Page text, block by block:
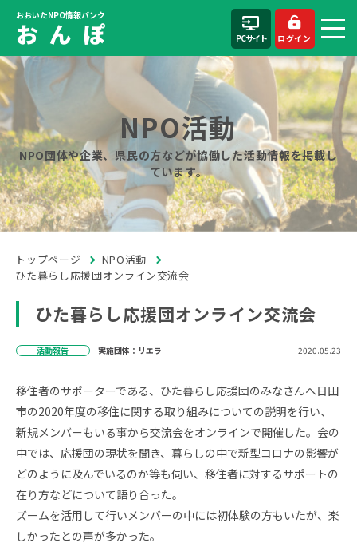
おおいたNPO情報バンク
お ん ぽ PCサイト ログイン
NPO活動
NPO団体や企業、県民の方などが協働した活動情報を掲載し
ています。
トップページ
NPO活動
ひた暮らし応援団オンライン交流会
ひた暮らし応援団オンライン交流会
活動報告 実施団体：リエラ 2020.05.23
移住者のサポーターである、ひた暮らし応援団のみなさんへ日田
市の2020年度の移住に関する取り組みについての説明を行い、
新規メンバーもいる事から交流会をオンラインで開催した。会の
中では、応援団の現状を聞き、暮らしの中で新型コロナの影響が
どのように及んでいるのか等も伺い、移住者に対するサポートの
在り方などについて語り合った。
ズームを活用して行いメンバーの中には初体験の方もいたが、楽
しかったとの声が多かった。